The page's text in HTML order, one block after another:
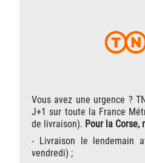
Vous avez une urgence ?
J+1 sur toute la France
de livraison). Pour la Corse,
- Livraison le lendemain
vendredi) ;